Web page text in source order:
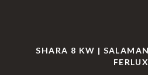
SHARA 8 KW |
FERLUX